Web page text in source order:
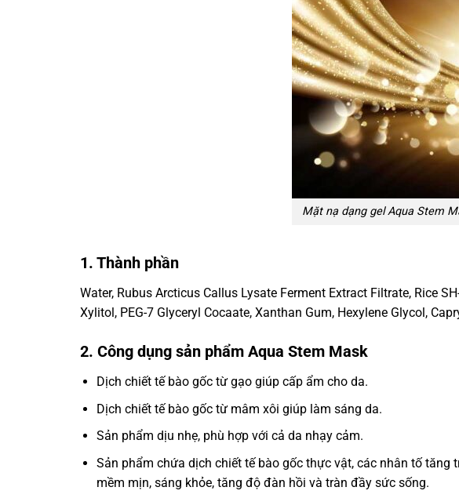
Mặt nạ dạng gel Aqua Stem
1. Thành phần
Water, Rubus Arcticus Callus Lysate Ferment Extract Filtrate, Rice
Xylitol, PEG-7 Glyceryl Cocaate, Xanthan Gum, Hexylene Glycol,
2. Công dụng sản phẩm Aqua Stem Mask
Dịch chiết tế bào gốc từ gạo giúp cấp ẩm cho da.
Dịch chiết tế bào gốc từ mâm xôi giúp làm sáng da.
Sản phẩm dịu nhẹ, phù hợp với cả da nhạy cảm.
Sản phẩm chứa dịch chiết tế bào gốc thực vật, các nhân tố tăng
mềm mịn, sáng khỏe, tăng độ đàn hồi và tràn đầy sức sống.